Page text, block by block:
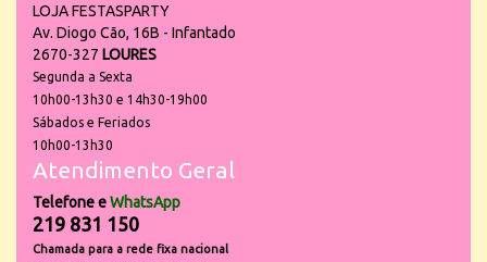
LOJA FESTASPARTY
Av. Diogo Cão, 16B - Infantado
2670-327 LOURES
Segunda a Sexta
10h00-13h30 e 14h30-19h00
Sábados e Feriados
10h00-13h30
Atendimento Geral
Telefone eWhatsApp
219 831 150
Chamada para a rede fixa nacional